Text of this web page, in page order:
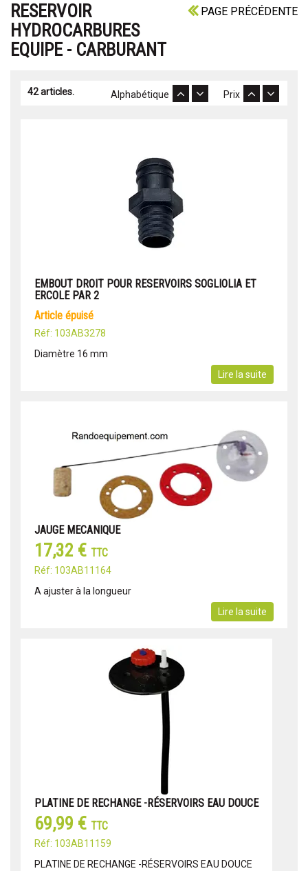
PAGE PRÉCÉDENTE
RESERVOIR
HYDROCARBURES
EQUIPE - CARBURANT
42 articles. Prix
Alphabétique
EMBOUT DROIT POUR RESERVOIRS SOGLIOLIA ET
ERCOLE PAR 2
article épuisé
Réf: 103AB3278
Diamètre 16 mm
Lire la suite
JAUGE MECANIQUE
17,32 € TTC
Réf: 103AB11164
A ajuster à la longueur
Lire la suite
PLATINE DE RECHANGE -RÉSERVOIRS EAU DOUCE
69,99 € TTC
Réf: 103AB11159
PLATINE DE RECHANGE -RÉSERVOIRS EAU DOUCE